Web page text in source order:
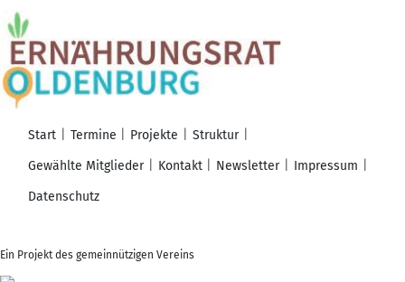
Start Termine Projekte
Struktur
Gewählte Mitglieder
Kontakt Newsletter
Impressum
Datenschutz
Ein Projekt des gemeinnützigen Vereins